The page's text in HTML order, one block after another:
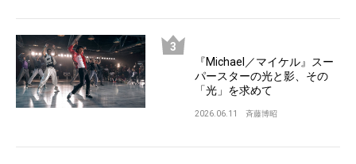
『Michael／マイケル』スー
パースターの光と影、その
「光」を求めて
2026.06.11 斉藤博昭